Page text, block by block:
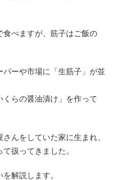
食べますが、筋子はご飯の
ーや市場に「生筋子」が並
らの醤油漬け」を作って
んをしていた家に生まれ、
扱ってきました。
解説します。